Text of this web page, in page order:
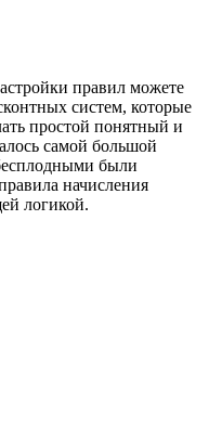
правил можете
систем, которые
простой понятный и
самой большой
были
начисления
логикой.